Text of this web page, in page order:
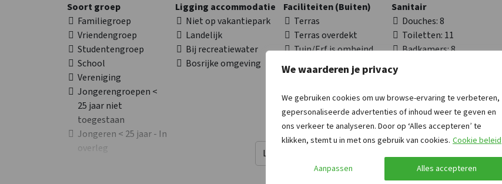
We waarderen je privacy
We gebruiken cookies om uw browse-ervaring te verbeteren,
gepersonaliseerde advertenties of inhoud weer te geven en
ons verkeer te analyseren. Door op ‘Alles accepteren’ te
klikken, stemt u in met ons gebruik van cookies. Cookie beleid
Aanpassen Alles accepteren
Ligging accommodatie
Niet op vakantiepark
Landelijk
Bij recreatiewater
Bosrijke omgeving
Faciliteiten (Buiten)
Terras
Terras overdekt
Tuin/Erf is omheind
Water/sloot op
Fietsenberging
Voetbaldoel
Voetbal-kooi/veld
Barbecueën
toegestaan
Speelveld
Kampvuurplaats
Sanitair
Douches: 8
Toiletten: 11
Badkamers: 8
Soort groep
Familiegroep
Vriendengroep
Studentengroep
School
Vereniging
Jongerengroepen <
25 jaar niet
toegestaan
Jongeren < 25 jaar - In
overleg
Lees meer